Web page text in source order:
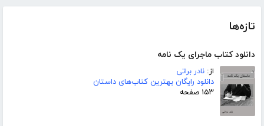
تازه‌ها
دانلود کتاب ماجرای یک نامه
از: نادر براتی
دانلود رایگان بهترین کتاب‌های داستان
۱۵۳ صفحه